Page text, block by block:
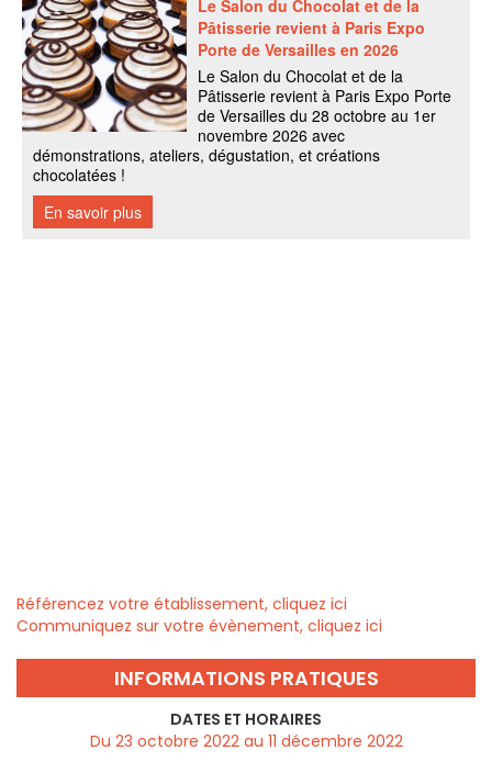
Référencez votre établissement, cliquez ici
Communiquez sur votre évènement, cliquez ici
INFORMATIONS PRATIQUES
DATES ET HORAIRES
Du 23 octobre 2022 au 11 décembre 2022